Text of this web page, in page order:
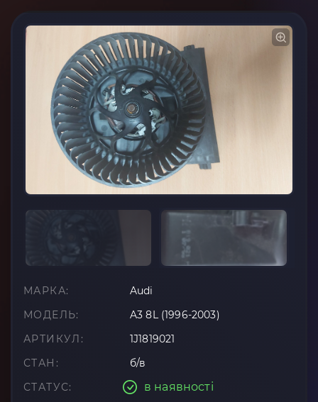
МАРКА:
Audi
МОДЕЛЬ:
A3 8L (1996-2003)
АРТИКУЛ:
1J1819021
СТАН:
б/в
СТАТУС:
в наявності